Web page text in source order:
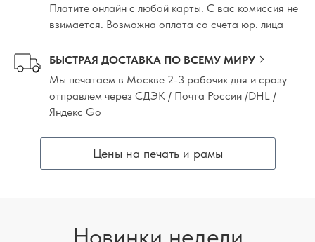
Платите онлайн с любой карты. С вас комиссия не
взимается. Возможна оплата со счета юр. лица
БЫСТРАЯ ДОСТАВКА ПО ВСЕМУ МИРУ
Мы печатаем в Москве 2-3 рабочих дня и сразу
отправлем через СДЭК / Почта России /DHL /
Яндекс Go
Цены на печать и рамы
Новинки недели